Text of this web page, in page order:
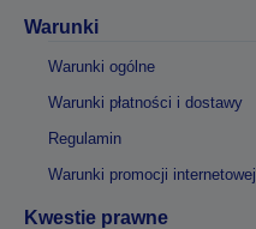
Warunki
Warunki ogólne
Warunki płatności i dostawy
Regulamin
Warunki promocji internetowej
Kwestie prawne